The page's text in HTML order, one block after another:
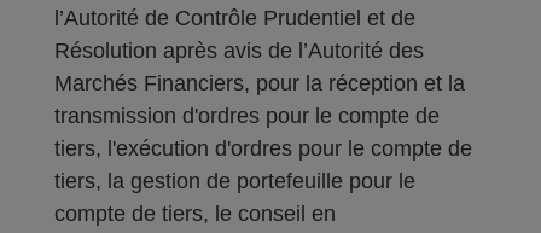
l’Autorité de Contrôle Prudentiel et de
Résolution après avis de l’Autorité des
Marchés Financiers, pour la réception et la
transmission d'ordres pour le compte de
tiers, l'exécution d'ordres pour le compte de
tiers, la gestion de portefeuille pour le
compte de tiers, le conseil en